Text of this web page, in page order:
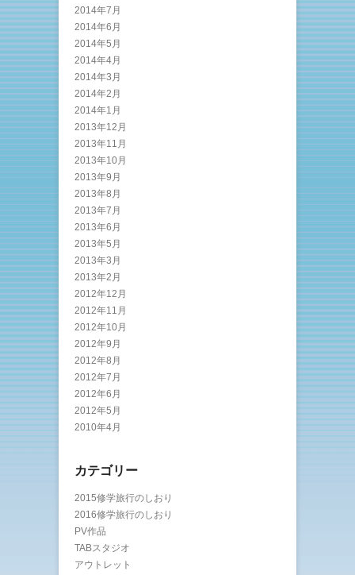
2014年7月
2014年6月
2014年5月
2014年4月
2014年3月
2014年2月
2014年1月
2013年12月
2013年11月
2013年10月
2013年9月
2013年8月
2013年7月
2013年6月
2013年5月
2013年3月
2013年2月
2012年12月
2012年11月
2012年10月
2012年9月
2012年8月
2012年7月
2012年6月
2012年5月
2010年4月
カテゴリー
2015修学旅行のしおり
2016修学旅行のしおり
PV作品
TABスタジオ
アウトレット